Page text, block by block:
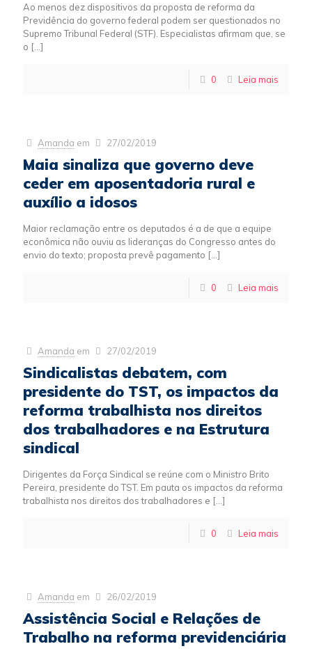
Ao menos dez dispositivos da proposta de reforma da
Previdência do governo federal podem ser questionados no
Supremo Tribunal Federal (STF). Especialistas afirmam que, se
o […]
0 Leia mais
Amanda em 27/02/2019
Maia sinaliza que governo deve
ceder em aposentadoria rural e
auxílio a idosos
Maior reclamação entre os deputados é a de que a equipe
econômica não ouviu as lideranças do Congresso antes do
envio do texto; proposta prevê pagamento […]
0 Leia mais
Amanda em 27/02/2019
Sindicalistas debatem, com
presidente do TST, os impactos da
reforma trabalhista nos direitos
dos trabalhadores e na Estrutura
sindical
Dirigentes da Força Sindical se reúne com o Ministro Brito
Pereira, presidente do TST. Em pauta os impactos da reforma
trabalhista nos direitos dos trabalhadores e […]
0 Leia mais
Amanda em 26/02/2019
Assistência Social e Relações de
Trabalho na reforma previdenciária